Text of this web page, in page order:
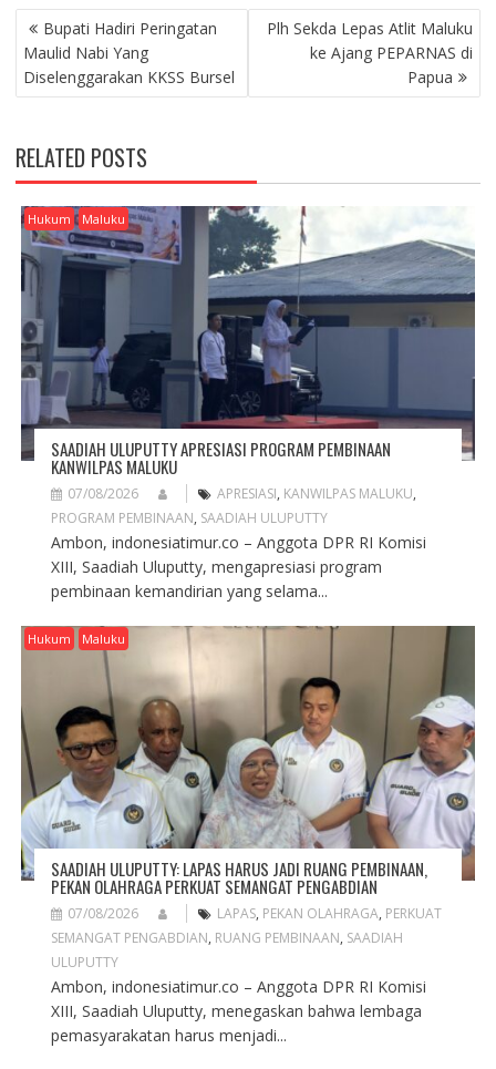
P
O
S
T
A
V
I
G
A
T
O
N
Bupati Hadiri Peringatan
Maulid Nabi Yang
Diselenggarakan KKSS Bursel
Plh Sekda Lepas Atlit Maluku
ke Ajang PEPARNAS di
Papua
RELATED POSTS
Hukum Maluku
SAADIAH ULUPUTTY APRESIASI PROGRAM PEMBINAAN
KANWILPAS MALUKU
07/08/2026 APRESIASI, KANWILPAS MALUKU,
PROGRAM PEMBINAAN, SAADIAH ULUPUTTY
Ambon, indonesiatimur.co – Anggota DPR RI Komisi
XIII, Saadiah Uluputty, mengapresiasi program
pembinaan kemandirian yang selama...
Hukum Maluku
SAADIAH ULUPUTTY: LAPAS HARUS JADI RUANG PEMBINAAN,
PEKAN OLAHRAGA PERKUAT SEMANGAT PENGABDIAN
07/08/2026 LAPAS, PEKAN OLAHRAGA, PERKUAT
SEMANGAT PENGABDIAN, RUANG PEMBINAAN, SAADIAH
ULUPUTTY
Ambon, indonesiatimur.co – Anggota DPR RI Komisi
XIII, Saadiah Uluputty, menegaskan bahwa lembaga
pemasyarakatan harus menjadi...